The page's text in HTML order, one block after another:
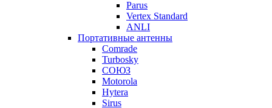
Parus
Vertex Standard
ANLI
Портативные антенны
Comrade
Turbosky
СОЮЗ
Motorola
Hytera
Sirus